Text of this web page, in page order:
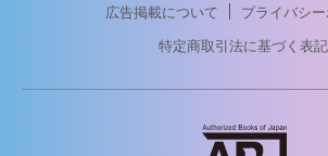
広告掲載について
プライバシ
特定商取引法に基づく表記